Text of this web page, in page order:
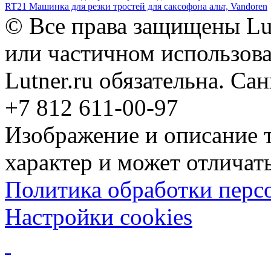
RT21 Машинка для резки тростей для саксофона альт, Vandoren
© Все права защищены
или частичном
Lutner.ru обязательна.
+7 812 611-00-97
Изображение и описание
характер и может
Политика обработки
Настройки cookies